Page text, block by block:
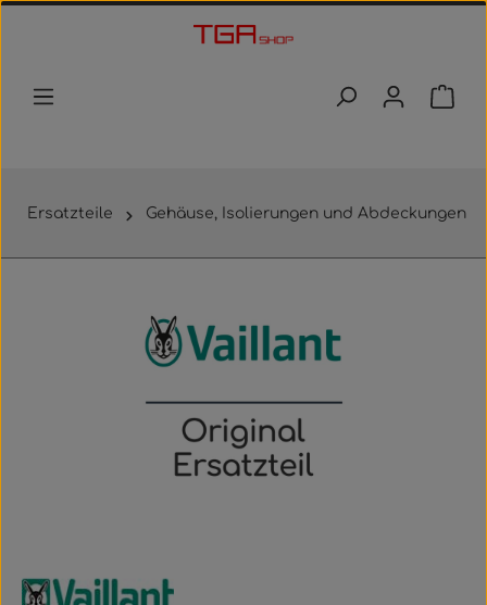
Zum Hauptinhalt springen
Ersatzteile Gehäuse, Isolierungen und Abdeckungen